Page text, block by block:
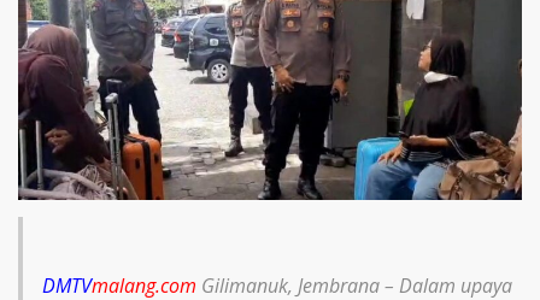
DMTVmalang.com Gilimanuk, Jembrana – Dalam upaya